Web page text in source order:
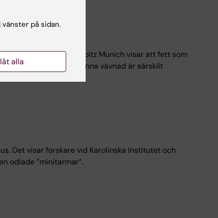
och Helmholtz Munich visar att fett som
tyder på att denna vävnad är särskilt
Cell Metabolism.
Det visar forskare vid Karolinska Institutet och
odlade ”minitarmar”.
på sidan.
alla